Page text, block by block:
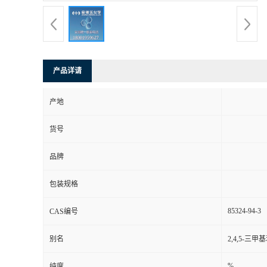
产品详请
产地
货号
品牌
包装规格
CAS编号 85324-94-3
别名 2,4,5-三甲